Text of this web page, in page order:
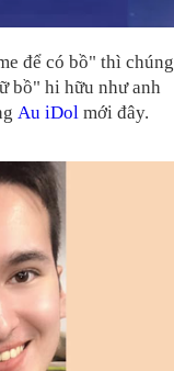
để có bồ" thì chúng
bồ" hi hữu như anh
Au iDol mới đây.